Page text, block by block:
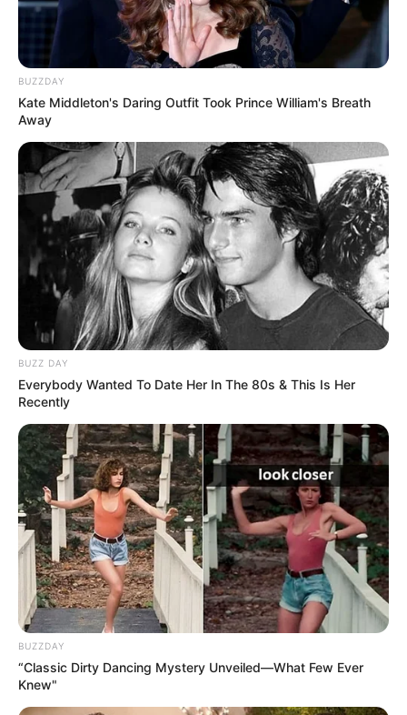
BUZZDAY
Kate Middleton's Daring Outfit Took Prince William's Breath
Away
BUZZ DAY
Everybody Wanted To Date Her In The 80s & This Is Her
Recently
BUZZDAY
“Classic Dirty Dancing Mystery Unveiled—What Few Ever
Knew"